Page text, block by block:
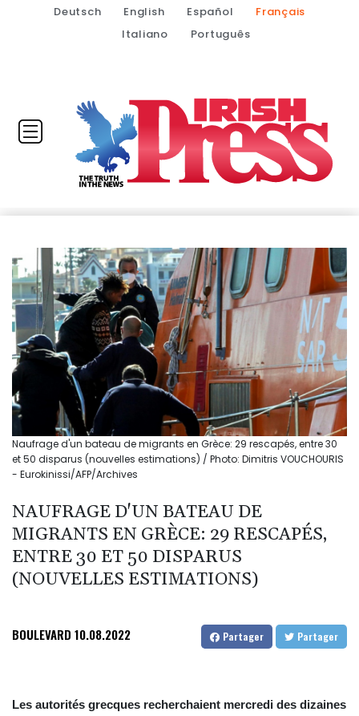
Deutsch English Español
Français
Italiano
Português
Naufrage d'un bateau de migrants en Grèce: 29 rescapés, entre 30
et 50 disparus (nouvelles estimations) / Photo: Dimitris VOUCHOURIS
- Eurokinissi/AFP/Archives
NAUFRAGE D'UN BATEAU DE
MIGRANTS EN GRÈCE: 29 RESCAPÉS,
ENTRE 30 ET 50 DISPARUS
(NOUVELLES ESTIMATIONS)
BOULEVARD 10.08.2022 Partager Partager
Les autorités grecques recherchaient mercredi des dizaines